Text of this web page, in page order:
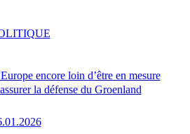
encore loin d’être en mesure
la défense du Groenland